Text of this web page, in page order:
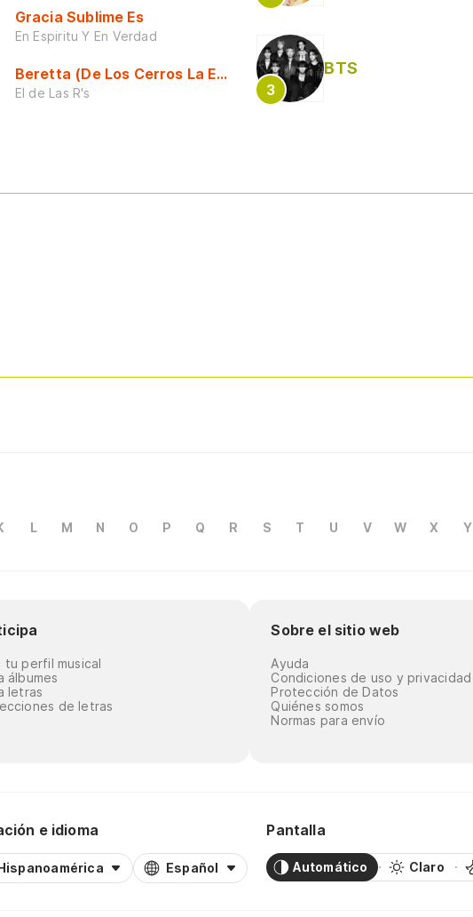
Gracia Sublime Es
En Espiritu Y En Verdad
Beretta (De Los Cerros La Escuela)
El de Las R's
BTS
L M N O P Q R S T U V W X Y
tu perfil musical
álbumes
letras
de letras
Sobre el sitio web
Ayuda
Condiciones de uso y privacidad
Protección de Datos
Quiénes somos
Normas para envío
e idioma
Hispanoamérica Español
Pantalla
Automático Claro